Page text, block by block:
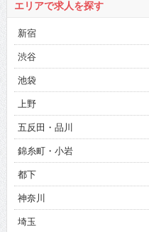
エリアで求人を探す
新宿
渋谷
池袋
上野
五反田・品川
錦糸町・小岩
都下
神奈川
埼玉